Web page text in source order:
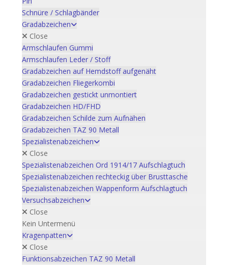
Schnüre / Schlagbänder
Gradabzeichen
Close
Armschlaufen Gummi
Armschlaufen Leder / Stoff
Gradabzeichen auf Hemdstoff aufgenäht
Gradabzeichen Fliegerkombi
Gradabzeichen gestickt unmontiert
Gradabzeichen HD/FHD
Gradabzeichen Schilde zum Aufnähen
Gradabzeichen TAZ 90 Metall
Spezialistenabzeichen
Close
Spezialistenabzeichen Ord 1914/17 Aufschlagtuch
Spezialistenabzeichen rechteckig über Brusttasche
Spezialistenabzeichen Wappenform Aufschlagtuch
Versuchsabzeichen
Close
Kein Untermenü
Kragenpatten
Close
Funktionsabzeichen TAZ 90 Metall